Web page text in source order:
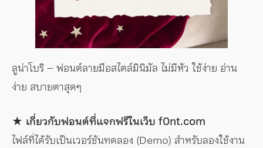
ลูน่าโบริ – ฟอนต์ลายมือสไตล์มินิมัล ไม่มีหัว ใช้ง่าย อ่าน
ง่าย สบายตาสุดๆ
★ เกี่ยวกับฟอนต์ที่แจกฟรีในเว็บ f0nt.com
ไฟล์ที่ได้รับเป็นเวอร์ชันทดลอง (Demo) สำหรับลองใช้งาน